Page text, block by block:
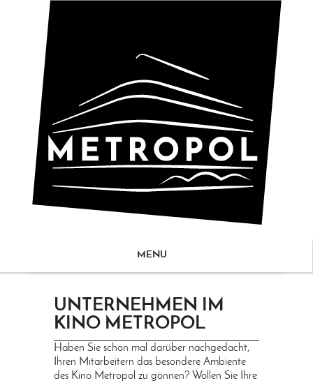
MENU
UNTERNEHMEN IM
KINO METROPOL
Haben Sie schon mal darüber nachgedacht,
Ihren Mitarbeitern das besondere Ambiente
des Kino Metropol zu gönnen? Wollen Sie Ihre